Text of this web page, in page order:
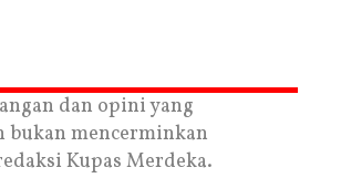
dan opini yang
bukan mencerminkan
Kupas Merdeka.